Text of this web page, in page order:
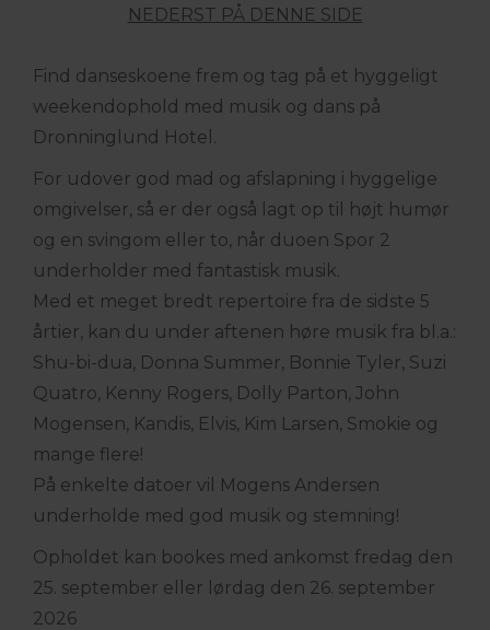
NEDERST PÅ DENNE SIDE
Find danseskoene frem og tag på et hyggeligt
weekendophold med musik og dans på
Dronninglund Hotel.
For udover god mad og afslapning i hyggelige
omgivelser, så er der også lagt op til højt humør
og en svingom eller to, når duoen Spor 2
underholder med fantastisk musik.
Med et meget bredt repertoire fra de sidste 5
årtier, kan du under aftenen høre musik fra bl.a.:
Shu-bi-dua, Donna Summer, Bonnie Tyler, Suzi
Quatro, Kenny Rogers, Dolly Parton, John
Mogensen, Kandis, Elvis, Kim Larsen, Smokie og
mange flere!
På enkelte datoer vil Mogens Andersen
underholde med god musik og stemning!
Opholdet kan bookes med ankomst fredag den
25. september eller lørdag den 26. september
2026